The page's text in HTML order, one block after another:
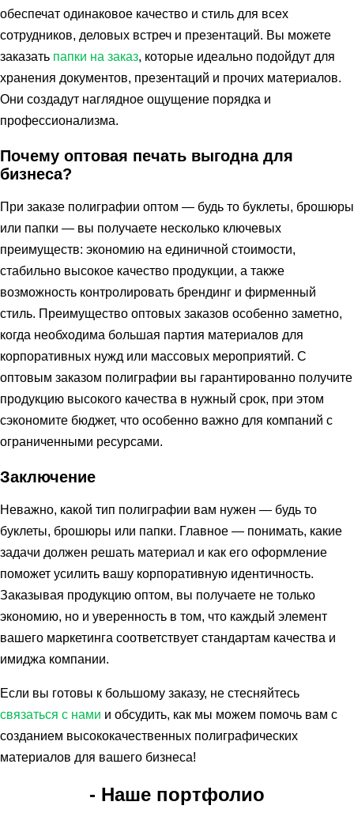
обеспечат одинаковое качество и стиль для всех
сотрудников, деловых встреч и презентаций. Вы можете
заказать папки на заказ, которые идеально подойдут для
хранения документов, презентаций и прочих материалов.
Они создадут наглядное ощущение порядка и
профессионализма.
Почему оптовая печать выгодна для
бизнеса?
При заказе полиграфии оптом — будь то буклеты, брошюры
или папки — вы получаете несколько ключевых
преимуществ: экономию на единичной стоимости,
стабильно высокое качество продукции, а также
возможность контролировать брендинг и фирменный
стиль. Преимущество оптовых заказов особенно заметно,
когда необходима большая партия материалов для
корпоративных нужд или массовых мероприятий. С
оптовым заказом полиграфии вы гарантированно получите
продукцию высокого качества в нужный срок, при этом
сэкономите бюджет, что особенно важно для компаний с
ограниченными ресурсами.
Заключение
Неважно, какой тип полиграфии вам нужен — будь то
буклеты, брошюры или папки. Главное — понимать, какие
задачи должен решать материал и как его оформление
поможет усилить вашу корпоративную идентичность.
Заказывая продукцию оптом, вы получаете не только
экономию, но и уверенность в том, что каждый элемент
вашего маркетинга соответствует стандартам качества и
имиджа компании.
Если вы готовы к большому заказу, не стесняйтесь
связаться с нами и обсудить, как мы можем помочь вам с
созданием высококачественных полиграфических
материалов для вашего бизнеса!
- Наше портфолио